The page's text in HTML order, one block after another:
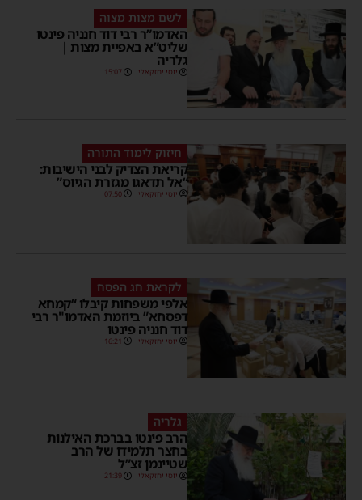
לשם מצות מצוה
האדמו”ר רבי דוד חנניה פינטו
שליט”א באפיית מצות |
גלריה
יוסי יחזקאלי 15:07
חיזוק לימוד התורה
קריאת הצדיק לבני הישיבות:
“אל תדאגו מגזרת הגיוס”
יוסי יחזקאלי 07:50
לקראת חג הפסח
אלפי משפחות קיבלו “קמחא
דפסחא” ביוזמת האדמו"ר רבי
דוד חנניה פינטו
יוסי יחזקאלי 16:21
גלריה
הרב פינטו בברכת האילנות
בחצר תלמידו של הרב
שטיינמן זצ”ל
יוסי יחזקאלי 21:39